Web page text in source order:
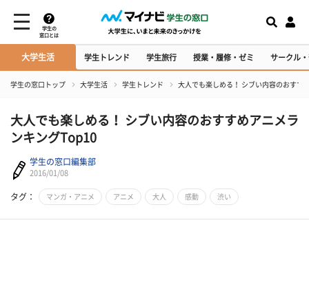
学生の
窓口とは
大学生活 学生トレンド 学生旅行 授業・履修・ゼミ サークル
学生の窓口トップ 大学生活 学生トレンド 大人でも楽しめる！ シブい内容のおすす
大人でも楽しめる！ シブい内容のおすすめアニメラ
ンキングTop10
学生の窓口編集部
2016/01/08
タグ： マンガ・アニメ アニメ 大人 感動 渋い